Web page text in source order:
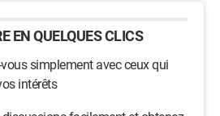
EN QUELQUES CLICS
simplement avec ceux qui
intérêts